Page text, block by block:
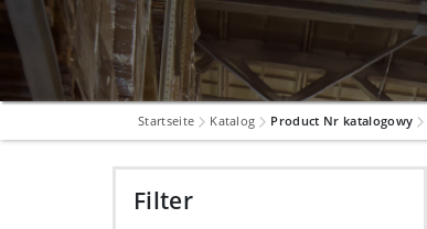
Startseite Katalog Product Nr katalogowy
Filter